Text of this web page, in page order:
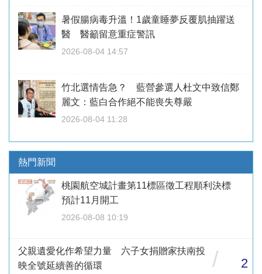
暑假腸病毒升溫！1歲童睡夢反覆肌抽躍送
醫 醫籲留意重症警訊
2026-08-04 14:57
竹北選情告急？ 藍營參選人杜文中致信鄭
麗文：藍白合作絕不能喪失尊嚴
2026-08-04 11:28
熱門新聞
桃園航空城計畫第11標區徵工程順利決標
預計11月開工
2026-08-08 10:19
父親遺愛化作希望力量 六子女捐贈家扶南投
映全號延續善的循環
/ 2